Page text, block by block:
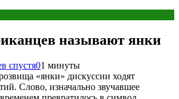
называют янки
спустя01 минуты
«янки» дискуссии ходят
Слово, изначально звучавшее